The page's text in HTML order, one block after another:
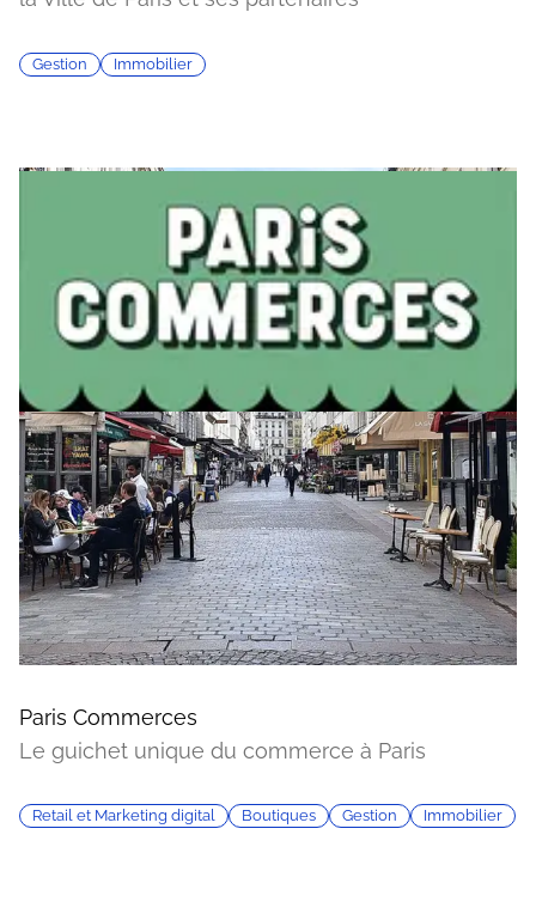
Gestion Immobilier
Paris Commerces
Le guichet unique du commerce à Paris
Retail et Marketing digital Boutiques Gestion Immobilier